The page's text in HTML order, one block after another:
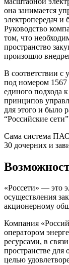
она занимается
электропередач
Руководство
том, что
пространство
произошло
В соответствии с
под номером 1567
единого подхода
принципов
для этого и было
“Российские
Сама система ПАО
30 дочерних и
«Россети» — это
осуществления
акционерному
Компания
оператором
ресурсами, в
пространстве для
целью